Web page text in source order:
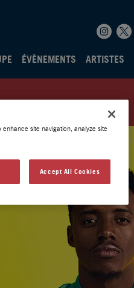
ÉVÈNEMENTS ARTISTES
site navigation, analyze site
Accept All Cookies